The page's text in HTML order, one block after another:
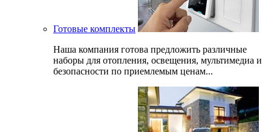
Готовые комплекты
Наша компания готова предложить различные
наборы для отопления, освещения, мультимедиа и
безопасности по приемлемым ценам...